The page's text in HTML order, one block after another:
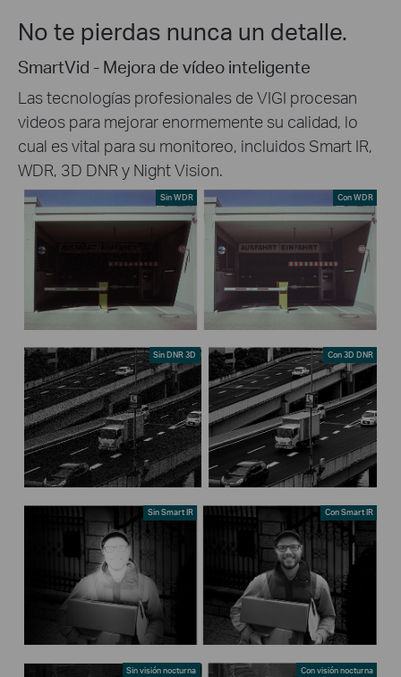
No te pierdas nunca un detalle.
SmartVid - Mejora de vídeo inteligente
Las tecnologías profesionales de VIGI procesan
videos para mejorar enormemente su calidad, lo
cual es vital para su monitoreo, incluidos Smart IR,
WDR, 3D DNR y Night Vision.
Sin WDR Con WDR
Sin DNR 3D Con 3D DNR
Sin Smart IR Con Smart IR
Sin visión nocturna Con visión nocturna